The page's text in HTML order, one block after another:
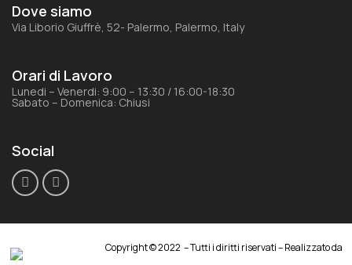
Dove siamo
Via Liborio Giuffrè, 52- Palermo, Palermo, Italy
Orari di Lavoro
Lunedi – Venerdi: 9:00 – 13:30 / 16:00-18:30
Sabato – Domenica: Chiusi
Social
Copyright © 2022 – Tutti i diritti riservati – Realizzato da